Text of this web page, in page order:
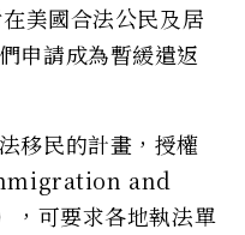
美國合法公民及居
申請成為暫緩遣返
移民的計畫，授權
and
可要求各地執法單